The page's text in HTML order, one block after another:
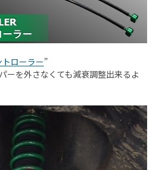
ローラー”
ーを外さなくても減衰調整出来るよ